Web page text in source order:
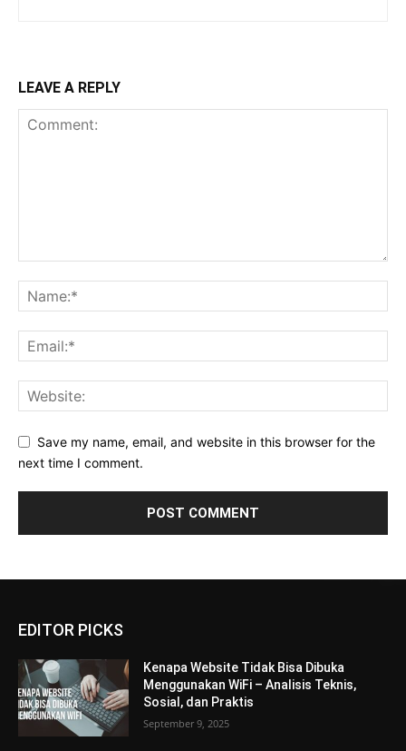
LEAVE A REPLY
Save my name, email, and website in this browser for the
next time I comment.
EDITOR PICKS
Kenapa Website Tidak Bisa Dibuka
Menggunakan WiFi – Analisis Teknis,
Sosial, dan Praktis
September 9, 2025